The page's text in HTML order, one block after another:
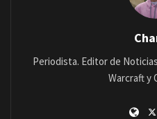
Periodista. Editor de
Warcraft y